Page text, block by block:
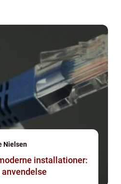
Nielsen
installationer: